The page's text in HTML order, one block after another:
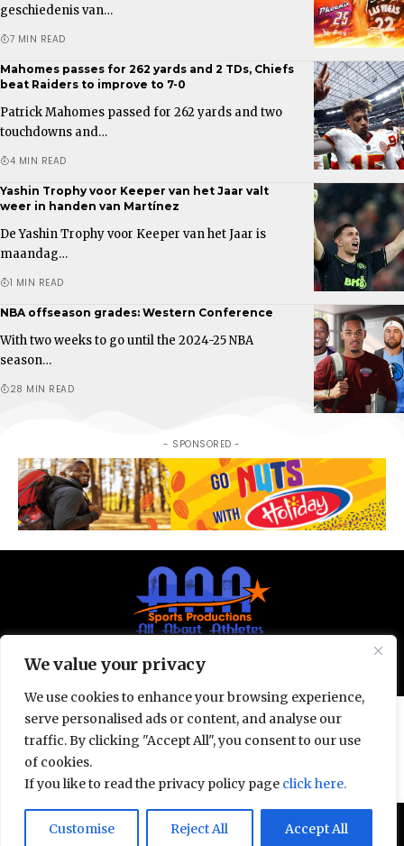
We value your privacy
We use cookies to enhance your browsing experience,
serve personalised ads or content, and analyse our
traffic. By clicking "Accept All", you consent to our use
of cookies.
If you like to read the privacy policy page click here.
Customise Reject All Accept All
Door deze site te gebruiken, ga je akkoord met het
Gebruiksvoorwaarden
Accept
geschiedenis van…
7 MIN READ
Mahomes passes for 262 yards and 2 TDs, Chiefs
beat Raiders to improve to 7-0
Patrick Mahomes passed for 262 yards and two
touchdowns and…
4 MIN READ
Yashin Trophy voor Keeper van het Jaar valt
weer in handen van Martínez
De Yashin Trophy voor Keeper van het Jaar is
maandag…
1 MIN READ
NBA offseason grades: Western Conference
With two weeks to go until the 2024-25 NBA
season…
28 MIN READ
- SPONSORED -
© All Rights Reserved 2025.